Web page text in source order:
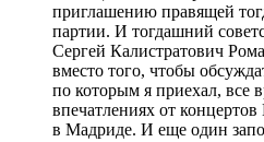
приглашению правящей
партии. И тогдашний
Сергей Калистратович
вместо того, чтобы
по которым я приехал, все
впечатлениях от
в Мадриде. И еще один